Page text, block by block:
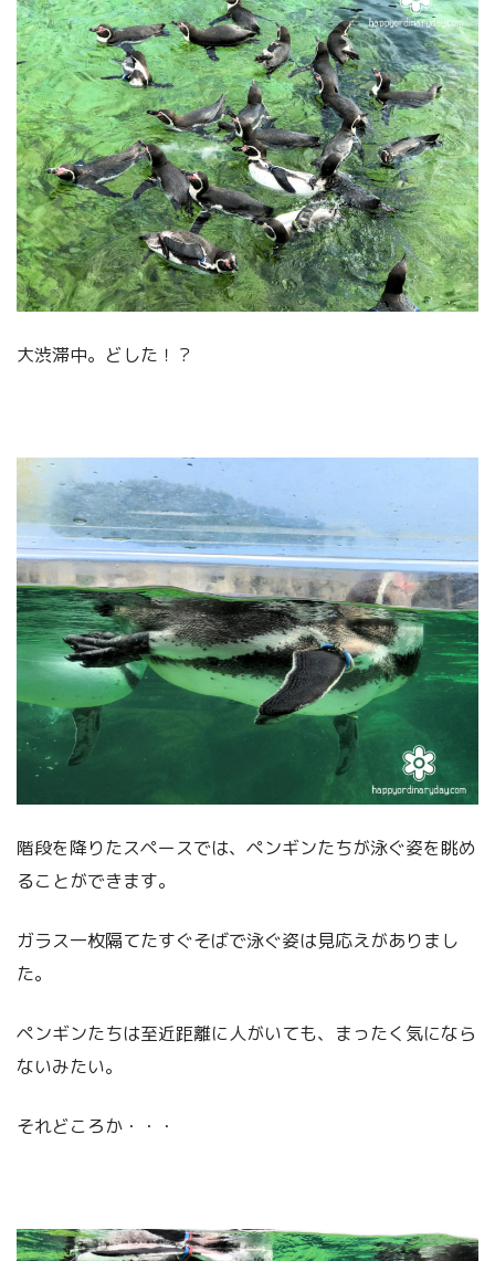
大渋滞中。どした！？
階段を降りたスペースでは、ペンギンたちが泳ぐ姿を眺め
ることができます。
ガラス一枚隔てたすぐそばで泳ぐ姿は見応えがありまし
た。
ペンギンたちは至近距離に人がいても、まったく気になら
ないみたい。
それどころか・・・